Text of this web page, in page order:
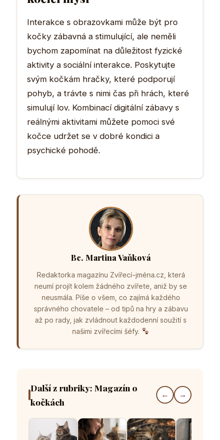
Interakce s obrazovkami může být pro
kočky zábavná a stimulující, ale neměli
bychom zapomínat na důležitost fyzické
aktivity a sociální interakce. Poskytujte
svým kočkám hračky, které podporují
pohyb, a trávte s nimi čas při hrách, které
simulují lov. Kombinací digitální zábavy s
reálnými aktivitami můžete pomoci své
kočce udržet se v dobré kondici a
psychické pohodě.
Bc. Martina Vaňková
Redaktorka magazínu Zvířecí-jména.cz, která
neumí projít kolem žádného zvířete, aniž by se
neusmála. Píše o všem, co zajímá každého
správného chovatele – od tipů na hry a zábavu
až po rady, jak zvládnout každodenní soužití s
našimi zvířecími šéfy.
Další z rubriky: Magazín o
kočkách
← →